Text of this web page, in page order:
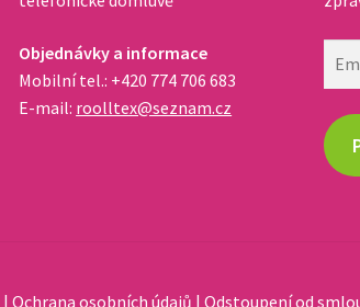
Objednávky a informace
Mobilní tel.: +420 774 706 683
E-mail: roolltex@seznam.cz
|Ochrana osobních údajů |Odstoupení od